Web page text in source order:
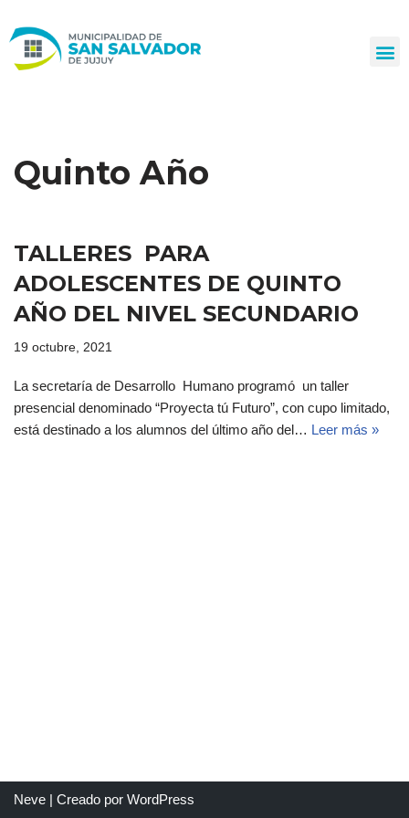
al
Quinto Año
TALLERES PARA
ADOLESCENTES DE QUINTO
AÑO DEL NIVEL SECUNDARIO
19 octubre, 2021
La secretaría de Desarrollo Humano programó un taller
presencial denominado “Proyecta tú Futuro”, con cupo limitado,
está destinado a los alumnos del último año del… Leer más »
Neve | Creado por WordPress